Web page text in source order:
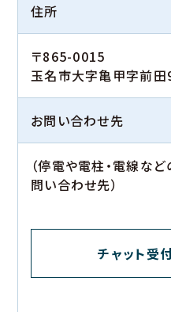
住所
〒865-0015
玉名市大字亀甲字前田
お問い合わせ先
（停電や電柱・電線な
問い合わせ先）
チャット受